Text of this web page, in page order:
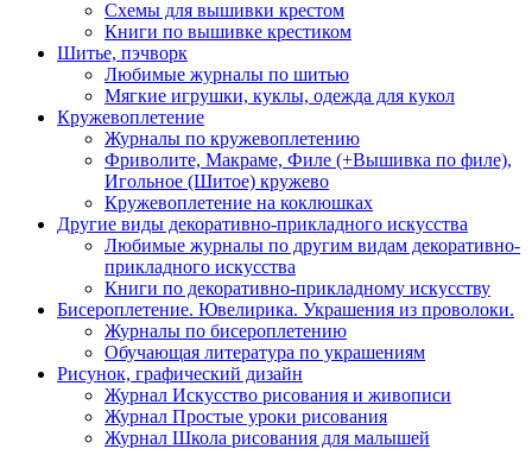
Схемы для вышивки крестом
Книги по вышивке крестиком
Шитье, пэчворк
Любимые журналы по шитью
Мягкие игрушки, куклы, одежда для кукол
Кружевоплетение
Журналы по кружевоплетению
Фриволите, Макраме, Филе (+Вышивка по филе),
Игольное (Шитое) кружево
Кружевоплетение на коклюшках
Другие виды декоративно-прикладного искусства
Любимые журналы по другим видам декоративно-
прикладного искусства
Книги по декоративно-прикладному искусству
Бисероплетение. Ювелирика. Украшения из проволоки.
Журналы по бисероплетению
Обучающая литература по украшениям
Рисунок, графический дизайн
Журнал Искусство рисования и живописи
Журнал Простые уроки рисования
Журнал Школа рисования для малышей